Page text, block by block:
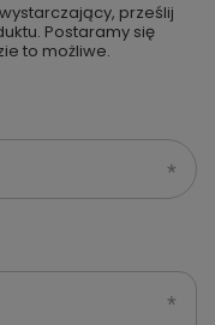
prześlij
Postaramy się
to możliwe.